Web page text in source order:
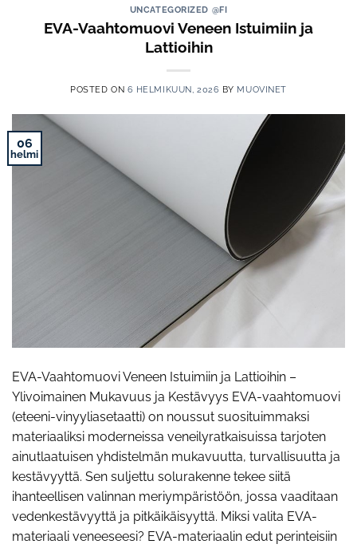
UNCATEGORIZED @FI
EVA-Vaahtomuovi Veneen Istuimiin ja
Lattioihin
POSTED ON 6 HELMIKUUN, 2026 BY MUOVINET
06
helmi
EVA-Vaahtomuovi Veneen Istuimiin ja Lattioihin –
Ylivoimainen Mukavuus ja Kestävyys EVA-vaahtomuovi
(eteeni-vinyyliasetaatti) on noussut suosituimmaksi
materiaaliksi moderneissa veneilyratkaisuissa tarjoten
ainutlaatuisen yhdistelmän mukavuutta, turvallisuutta ja
kestävyyttä. Sen suljettu solurakenne tekee siitä
ihanteellisen valinnan meriympäristöön, jossa vaaditaan
vedenkestävyyttä ja pitkäikäisyyttä. Miksi valita EVA-
materiaali veneeseesi? EVA-materiaalin edut perinteisiin